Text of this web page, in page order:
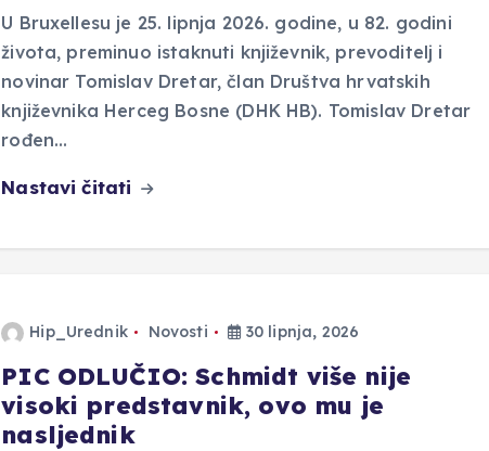
U Bruxellesu je 25. lipnja 2026. godine, u 82. godini
života, preminuo istaknuti književnik, prevoditelj i
novinar Tomislav Dretar, član Društva hrvatskih
književnika Herceg Bosne (DHK HB). Tomislav Dretar
rođen…
Nastavi čitati
Hip_Urednik Novosti 30 lipnja, 2026
PIC ODLUČIO: Schmidt više nije
visoki predstavnik, ovo mu je
nasljednik